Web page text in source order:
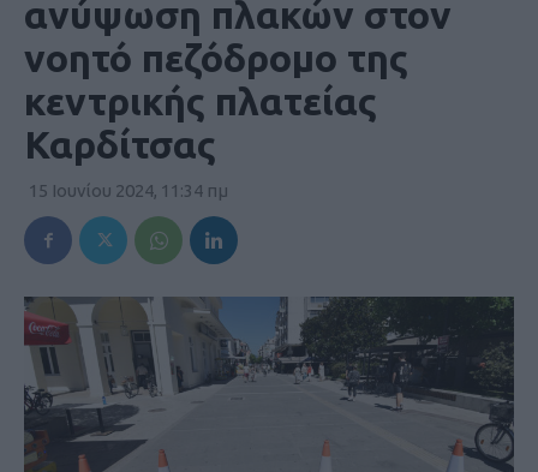
ανύψωση πλακών στον
νοητό πεζόδρομο της
κεντρικής πλατείας
Καρδίτσας
15 Ιουνίου 2024, 11:34 πμ